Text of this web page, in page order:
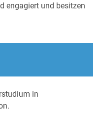
engagiert und besitzen
in